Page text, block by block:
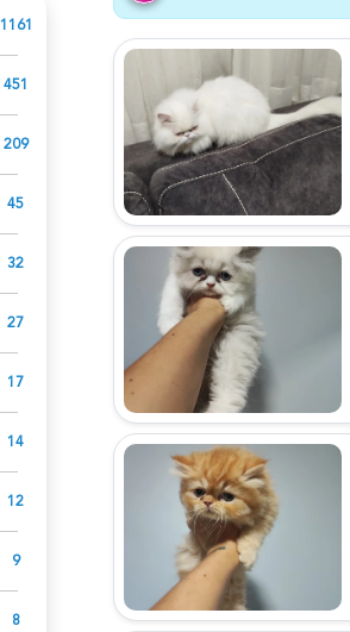
1161
451
209
45
32
27
17
14
12
9
8